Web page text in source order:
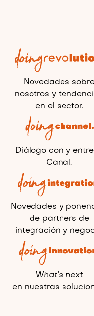
Novedades sobre
nosotros y
en el sector.
Diálogo con y entre
Canal.
Novedades y
de partners de
integración y
What’s next
en nuestras